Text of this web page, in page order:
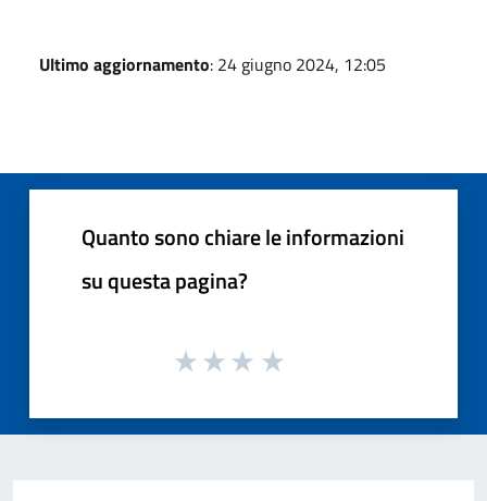
Ultimo aggiornamento: 24 giugno 2024, 12:05
Quanto sono chiare le informazioni
su questa pagina?